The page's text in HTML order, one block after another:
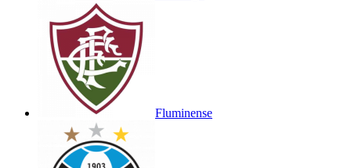
Fluminense